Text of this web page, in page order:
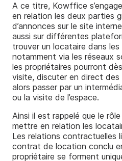
A ce titre, Kowffice
en relation les deux parties
d’annonces sur le site
aussi sur différentes
trouver un locataire dans
notamment via les réseaux
les propriétaires pourront
visite, discuter en direct
alors passer par un
ou la visite de l’espace.
Ainsi il est rappelé que le
mettre en relation les
Les relations contractuelles
contrat de location conclu
propriétaire se forment